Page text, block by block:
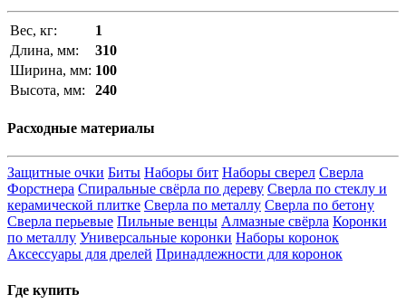
Вес, кг:
1
Длина, мм:
310
Ширина, мм: 100
Высота, мм:
240
Расходные материалы
Защитные очки Биты Наборы бит Наборы сверел Сверла
Форстнера Спиральные свёрла по дереву Сверла по стеклу и
керамической плитке Сверла по металлу Сверла по бетону
Сверла перьевые Пильные венцы Алмазные свёрла Коронки
по металлу Универсальные коронки Наборы коронок
Аксессуары для дрелей Принадлежности для коронок
Где купить